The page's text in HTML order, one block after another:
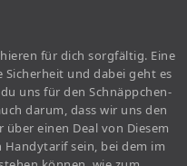
für dich sorgfältig. Eine
und dabei geht es
uns für den Schnäppchen-
darum, dass wir uns den
einen Deal von Diesem
Handytarif sein, bei dem im